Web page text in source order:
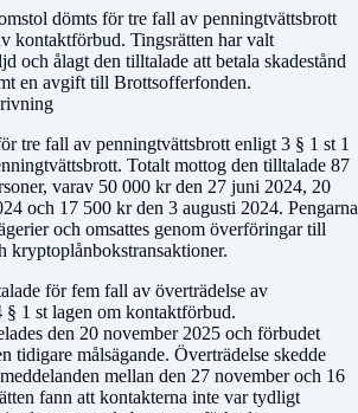
dömts för tre fall av penningtvättsbrott
kontaktförbud. Tingsrätten har valt
och ålagt den tilltalade att betala skadestånd
en avgift till Brottsofferfonden.
tre fall av penningtvättsbrott enligt 3 § 1 st 1
Totalt mottog den tilltalade 87
varav 50 000 kr den 27 juni 2024, 20
och 17 500 kr den 3 augusti 2024. Pengarna
och omsattes genom överföringar till
kryptoplånbokstransaktioner.
för fem fall av överträdelse av
1 st lagen om kontaktförbud.
den 20 november 2025 och förbudet
tidigare målsägande. Överträdelse skedde
mellan den 27 november och 16
fann att kontakterna inte var tydligt